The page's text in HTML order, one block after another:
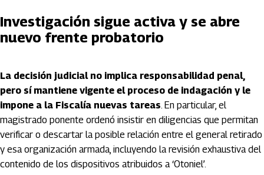
Investigación sigue activa y se abre
nuevo frente probatorio
La decisión judicial no implica responsabilidad penal,
pero sí mantiene vigente el proceso de indagación y le
impone a la Fiscalía nuevas tareas. En particular, el
magistrado ponente ordenó insistir en diligencias que permitan
verificar o descartar la posible relación entre el general retirado
y esa organización armada, incluyendo la revisión exhaustiva del
contenido de los dispositivos atribuidos a ‘Otoniel’.